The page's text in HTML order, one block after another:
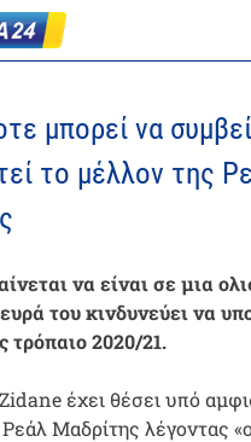
μπορεί να
το μέλλον της
να είναι σε μια
του κινδυνεύει να
τρόπαιο 2020/21.
έχει θέσει υπό
Μαδρίτης λέγοντας